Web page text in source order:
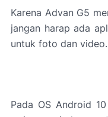
Karena Advan G5
jangan harap ada
untuk foto dan video.
Pada OS Android